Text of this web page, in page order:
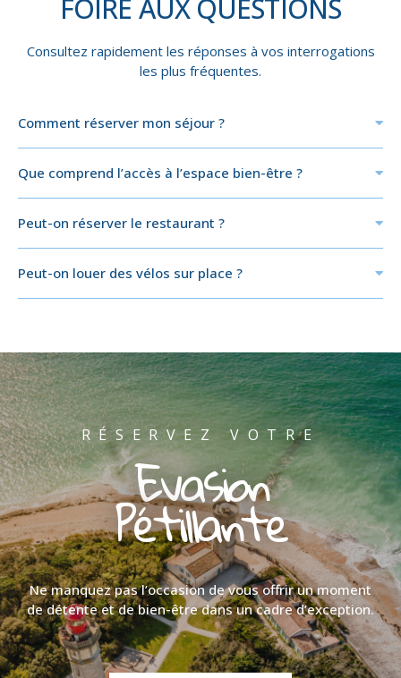
FOIRE AUX QUESTIONS
Consultez rapidement les réponses à vos interrogations
les plus fréquentes.
Comment réserver mon séjour ?
Que comprend l’accès à l’espace bien-être ?
Peut-on réserver le restaurant ?
Peut-on louer des vélos sur place ?
RÉSERVEZ VOTRE
Evasion
Pétillante
Ne manquez pas l’occasion de vous offrir un moment
de détente et de bien-être dans un cadre d’exception.